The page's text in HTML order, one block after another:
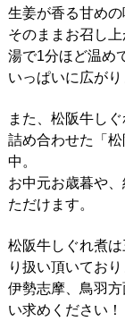
生姜が香る甘めの
そのままお召し
湯で1分ほど温め
いっぱいに広がり
また、松阪牛し
詰め合わせた「
中。
お中元お歳暮や
ただけます。
松阪牛しぐれ煮
り扱い頂いており
伊勢志摩、鳥羽
い求めください！